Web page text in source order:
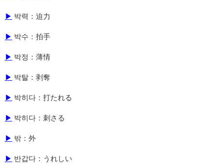
▶ 박력：迫力
▶ 박수：拍手
▶ 박정：薄情
▶ 박탈：剥奪
▶ 박히다：打たれる
▶ 박히다：刺さる
▶ 밖：外
▶ 반갑다：うれしい